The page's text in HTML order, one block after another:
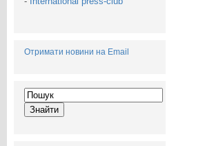
Отримати новини на Email